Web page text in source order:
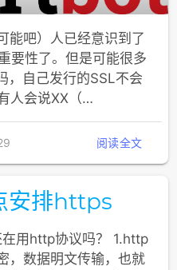
能吧）人已经意识到了
要性了。但是可能很多
，自己发行的SSL不会
人会说XX（…
阅读全文
安排https
用http协议吗？ 1.http
，数据明文传输，也就